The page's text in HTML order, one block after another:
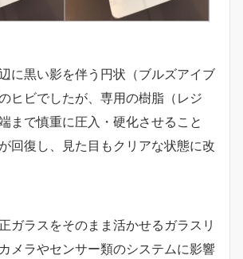
に黒い影を伴う円状（ブルズアイブ
ヒビでしたが、専用の樹脂（レジ
まで慎重に圧入・硬化させること
回復し、見た目もクリアな状態に改
ガラスをそのまま活かせるガラスリ
メラやセンサー類のシステムに影響